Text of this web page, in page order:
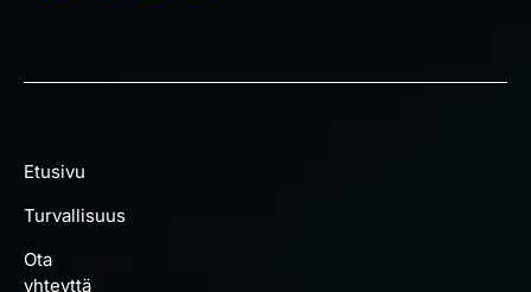
Etusivu
Turvallisuus
Ota
yhteyttä